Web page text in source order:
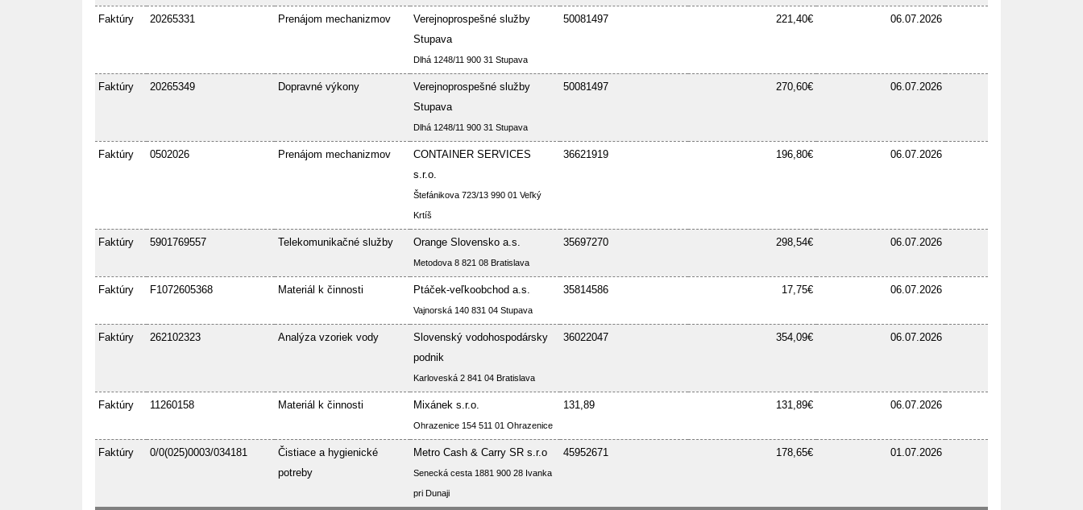
Faktúry 20265331 Prenájom mechanizmov
Verejnoprospešné služby
Stupava
Dlhá 1248/11 900 31 Stupava
50081497 221,40€ 06.07.2026
Faktúry 20265349 Dopravné výkony
Verejnoprospešné služby
Stupava
Dlhá 1248/11 900 31 Stupava
50081497 270,60€ 06.07.2026
Faktúry 0502026 Prenájom mechanizmov
CONTAINER SERVICES
s.r.o.
Štefánikova 723/13 990 01 Veľký
Krtíš
36621919 196,80€ 06.07.2026
Faktúry 5901769557 Telekomunikačné služby Orange Slovensko a.s.
Metodova 8 821 08 Bratislava
35697270 298,54€ 06.07.2026
Faktúry F1072605368 Materiál k činnosti Ptáček-veľkoobchod a.s.
Vajnorská 140 831 04 Stupava
35814586 17,75€ 06.07.2026
Faktúry 262102323 Analýza vzoriek vody
Slovenský vodohospodársky
podnik
Karloveská 2 841 04 Bratislava
36022047 354,09€ 06.07.2026
Faktúry 11260158 Materiál k činnosti Mixánek s.r.o.
Ohrazenice 154 511 01 Ohrazenice
131,89 131,89€ 06.07.2026
Faktúry 0/0(025)0003/034181
Čistiace a hygienické
potreby
Metro Cash & Carry SR s.r.o
Senecká cesta 1881 900 28 Ivanka
pri Dunaji
45952671 178,65€ 01.07.2026